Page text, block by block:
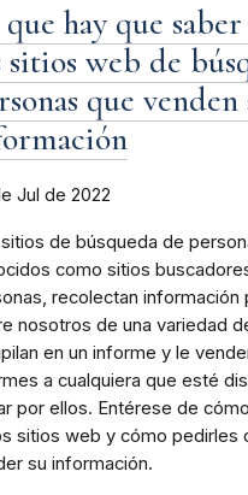
hay que
sitios web de
que venden
Jul de 2022
de búsqueda de
como sitios
recolectan información
nosotros de una variedad
en un informe y le
a cualquiera que esté
por ellos. Entérese de
sitios web y cómo pedirles
su información.